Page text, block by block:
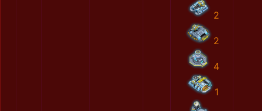
2
2
4
1